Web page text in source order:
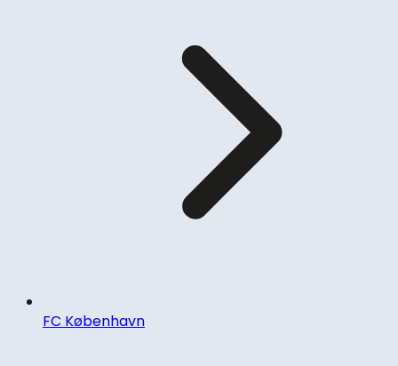
FC København